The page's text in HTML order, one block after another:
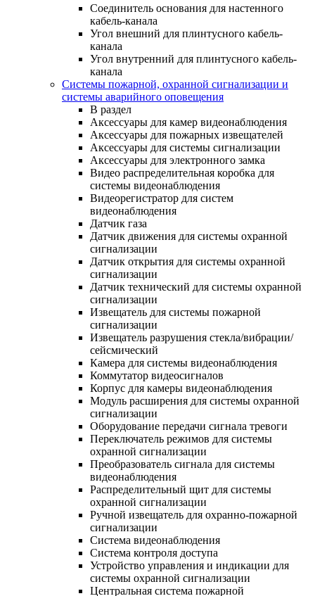
Соединитель основания для настенного
кабель-канала
Угол внешний для плинтусного кабель-
канала
Угол внутренний для плинтусного кабель-
канала
Системы пожарной, охранной сигнализации и
системы аварийного оповещения
В раздел
Аксессуары для камер видеонаблюдения
Аксессуары для пожарных извещателей
Аксессуары для системы сигнализации
Аксессуары для электронного замка
Видео распределительная коробка для
системы видеонаблюдения
Видеорегистратор для систем
видеонаблюдения
Датчик газа
Датчик движения для системы охранной
сигнализации
Датчик открытия для системы охранной
сигнализации
Датчик технический для системы охранной
сигнализации
Извещатель для системы пожарной
сигнализации
Извещатель разрушения стекла/вибрации/
сейсмический
Камера для системы видеонаблюдения
Коммутатор видеосигналов
Корпус для камеры видеонаблюдения
Модуль расширения для системы охранной
сигнализации
Оборудование передачи сигнала тревоги
Переключатель режимов для системы
охранной сигнализации
Преобразователь сигнала для системы
видеонаблюдения
Распределительный щит для системы
охранной сигнализации
Ручной извещатель для охранно-пожарной
сигнализации
Система видеонаблюдения
Система контроля доступа
Устройство управления и индикации для
системы охранной сигнализации
Центральная система пожарной